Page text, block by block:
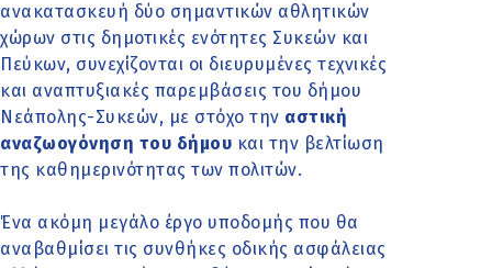
ανακατασκευή δύο σημαντικών αθλητικών
χώρων στις δημοτικές ενότητες Συκεών και
Πεύκων, συνεχίζονται οι διευρυμένες τεχνικές
και αναπτυξιακές παρεμβάσεις του δήμου
Νεάπολης-Συκεών, με στόχο την αστική
αναζωογόνηση του δήμου και την βελτίωση
της καθημερινότητας των πολιτών.
Ένα ακόμη μεγάλο έργο υποδομής που θα
αναβαθμίσει τις συνθήκες οδικής ασφάλειας